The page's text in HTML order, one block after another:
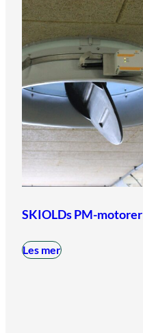
SKIOLDs PM-motorer
Les mer